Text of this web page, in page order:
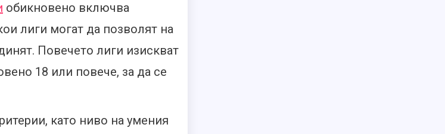
обикновено включва
лиги могат да позволят на
Повечето лиги изискват
18 или повече, за да се
като ниво на умения